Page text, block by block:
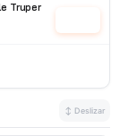
Truper
Cotizar
↕ Deslizar